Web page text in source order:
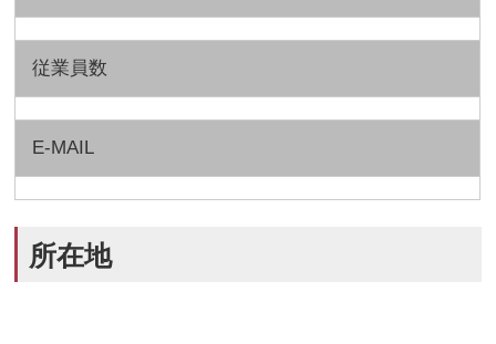
従業員数
E-MAIL
所在地